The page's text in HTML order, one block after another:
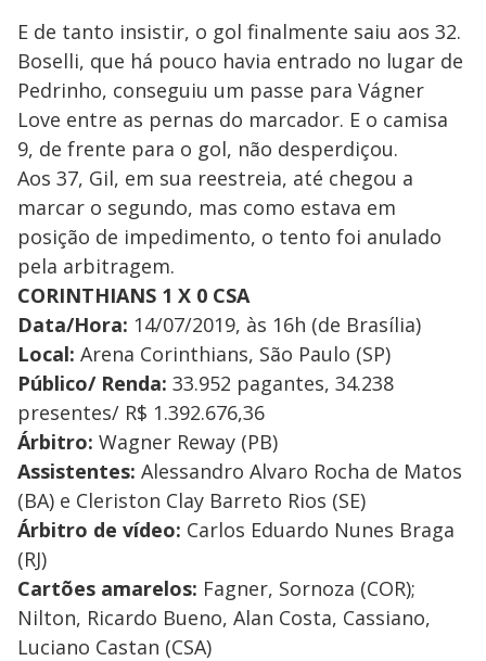
E de tanto insistir, o gol finalmente saiu aos 32.
Boselli, que há pouco havia entrado no lugar de
Pedrinho, conseguiu um passe para Vágner
Love entre as pernas do marcador. E o camisa
9, de frente para o gol, não desperdiçou.
Aos 37, Gil, em sua reestreia, até chegou a
marcar o segundo, mas como estava em
posição de impedimento, o tento foi anulado
pela arbitragem.
CORINTHIANS 1 X 0 CSA
Data/Hora: 14/07/2019, às 16h (de Brasília)
Local: Arena Corinthians, São Paulo (SP)
Público/ Renda: 33.952 pagantes, 34.238
presentes/ R$ 1.392.676,36
Árbitro: Wagner Reway (PB)
Assistentes: Alessandro Alvaro Rocha de Matos
(BA) e Cleriston Clay Barreto Rios (SE)
Árbitro de vídeo: Carlos Eduardo Nunes Braga
(RJ)
Cartões amarelos: Fagner, Sornoza (COR);
Nilton, Ricardo Bueno, Alan Costa, Cassiano,
Luciano Castan (CSA)